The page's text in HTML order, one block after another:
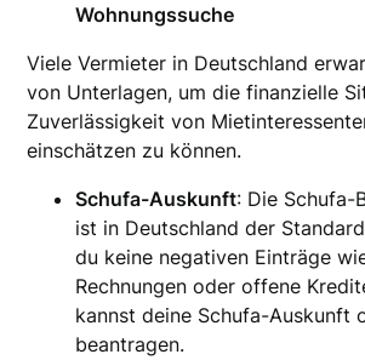
Wohnungssuche
Viele Vermieter in Deutschland
von Unterlagen, um die finanzielle
Zuverlässigkeit von
einschätzen zu können.
Schufa-Auskunft: Die Schufa-
ist in Deutschland der
du keine negativen Einträge
Rechnungen oder offene
kannst deine Schufa-Auskunft
beantragen.